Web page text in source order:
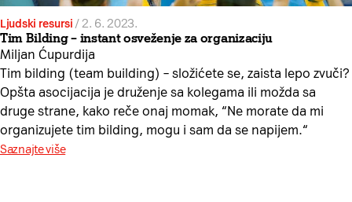
Ljudski resursi /2. 6. 2023.
Tim Bilding – instant osveženje za organizaciju
Miljan Ćupurdija
Tim bilding (team building) – složićete se, zaista lepo zvuči?
Opšta asocijacija je druženje sa kolegama ili možda sa
druge strane, kako reče onaj momak, “Ne morate da mi
organizujete tim bilding, mogu i sam da se napijem.“
Saznajte više